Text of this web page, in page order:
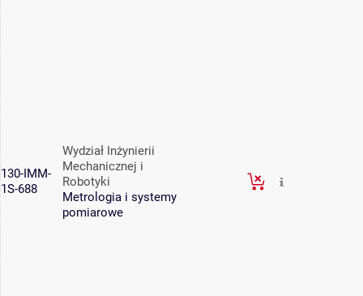
130-IMM-
1S-688
Wydział Inżynierii
Mechanicznej i
Robotyki
Metrologia i systemy
pomiarowe